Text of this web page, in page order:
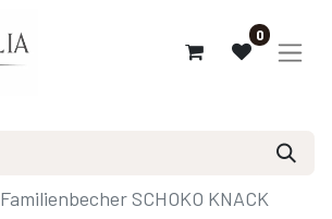
0
Familienbecher SCHOKO KNACK